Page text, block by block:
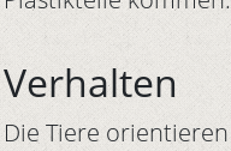
Verhalten
Die Tiere